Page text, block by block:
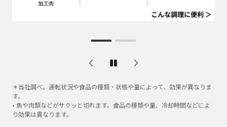
＊当社調べ。運転状況や食品の種類・状態や量によって、効果が異なりま
す。
• 魚や肉類などがサクッと切れます。食品の種類や量、冷却時間などによ
り効果は異なります。